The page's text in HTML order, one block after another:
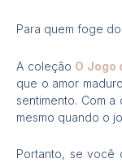
Para quem foge
A coleção O Jogo
que o amor
sentimento. Com
mesmo quando o
Portanto, se você